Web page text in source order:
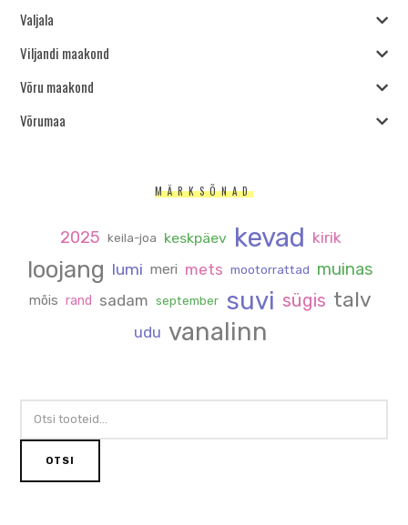
Valjala
Viljandi maakond
Võru maakond
Võrumaa
MÄRKSÕNAD
2025 keila-joa keskpäev kevad kirik
loojang lumi meri mets mootorrattad muinas
mõis rand sadam september suvi sügis talv
udu vanalinn
OTSI